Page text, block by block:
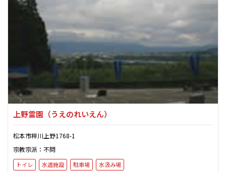
上野霊園 （うえのれいえん）
松本市梓川上野1768-1
宗教宗派：不問
トイレ 水道施設 駐車場 水汲み場